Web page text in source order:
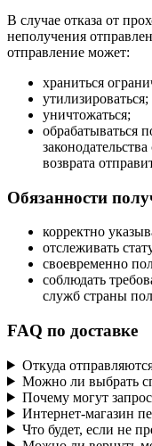
В случае отказа от
неполучения
отправление может:
храниться
утилизироваться;
уничтожаться;
обрабатываться
возврата
Обязанности
корректно
отслеживать
своевременно
соблюдать
служб страны
FAQ по доставке
Откуда
Можно ли выбрать
Почему могут
Интернет-магазин
Что будет, если не